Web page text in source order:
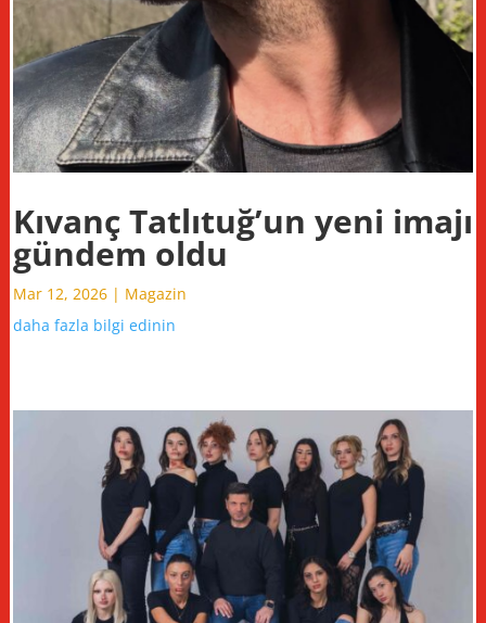
Kıvanç Tatlıtuğ’un yeni imajı
gündem oldu
Mar 12, 2026 | Magazin
daha fazla bilgi edinin